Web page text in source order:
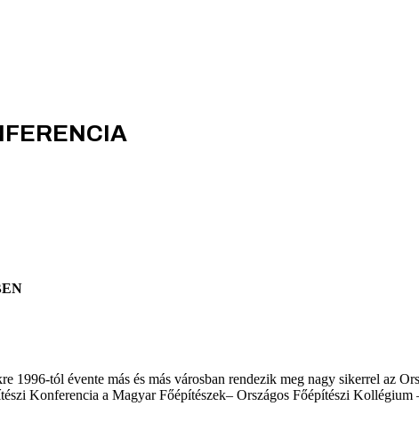
1996-tól évente más és más városban rendezik meg nagy sikerrel az
Konferencia a Magyar Főépítészek– Országos Főépítészi